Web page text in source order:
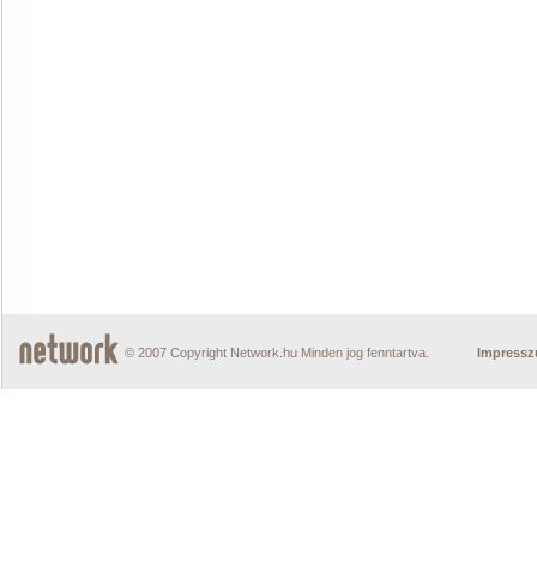
© 2007 Copyright Network.hu Minden jog fenntartva.